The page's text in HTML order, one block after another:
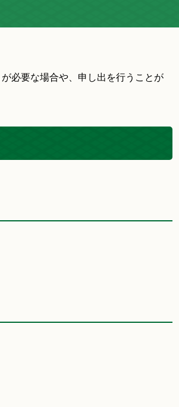
必要な場合や、申し出を行うことが